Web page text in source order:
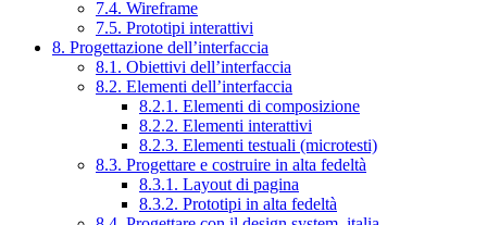
7.4. Wireframe
7.5. Prototipi interattivi
8. Progettazione dell’interfaccia
8.1. Obiettivi dell’interfaccia
8.2. Elementi dell’interfaccia
8.2.1. Elementi di composizione
8.2.2. Elementi interattivi
8.2.3. Elementi testuali (microtesti)
8.3. Progettare e costruire in alta fedeltà
8.3.1. Layout di pagina
8.3.2. Prototipi in alta fedeltà